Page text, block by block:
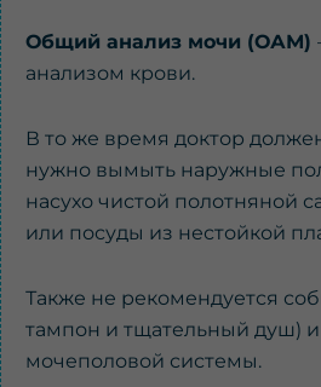
Общий анализ мочи (ОАМ)
анализом крови.
В то же время доктор
нужно вымыть наружные
насухо чистой полотняной
или посуды из нестойкой
Также не рекомендуется
тампон и тщательный душ)
мочеполовой системы.